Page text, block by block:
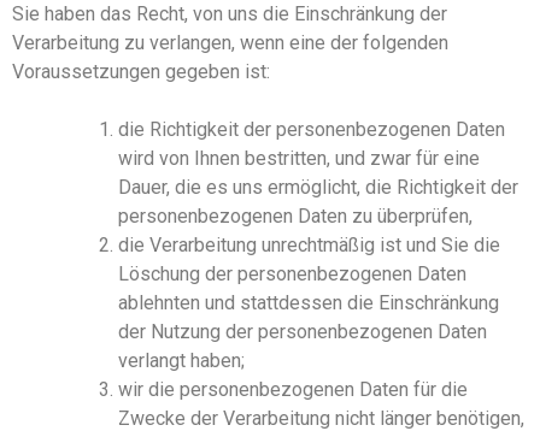
Sie haben das Recht, von uns die Einschränkung der
Verarbeitung zu verlangen, wenn eine der folgenden
Voraussetzungen gegeben ist:
die Richtigkeit der personenbezogenen Daten
wird von Ihnen bestritten, und zwar für eine
Dauer, die es uns ermöglicht, die Richtigkeit der
personenbezogenen Daten zu überprüfen,
die Verarbeitung unrechtmäßig ist und Sie die
Löschung der personenbezogenen Daten
ablehnten und stattdessen die Einschränkung
der Nutzung der personenbezogenen Daten
verlangt haben;
wir die personenbezogenen Daten für die
Zwecke der Verarbeitung nicht länger benötigen,